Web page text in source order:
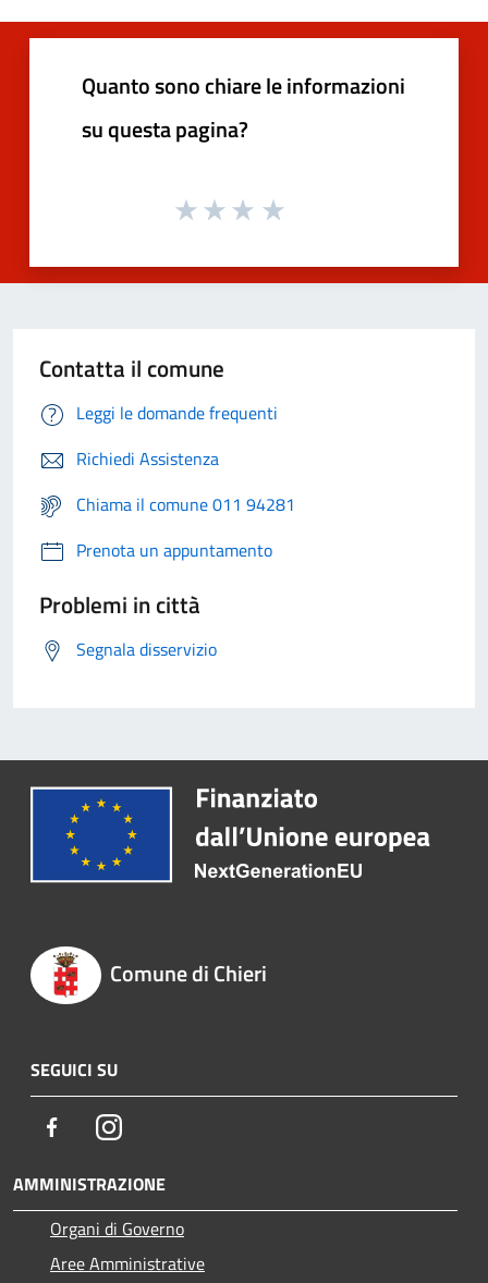
Quanto sono chiare le informazioni
su questa pagina?
Contatta il comune
Leggi le domande frequenti
Richiedi Assistenza
Chiama il comune 011 94281
Prenota un appuntamento
Problemi in città
Segnala disservizio
Comune di Chieri
SEGUICI SU
FacebookInstagram
AMMINISTRAZIONE
Organi di Governo
Aree Amministrative